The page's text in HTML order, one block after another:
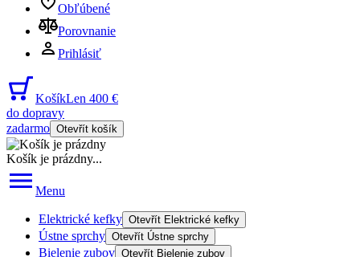
Obľúbené
Porovnanie
Prihlásiť
KošíkLen 400 €
do dopravy
zadarmo Otevřít košík
Košík je prázdny...
Menu
Elektrické kefky Otevřít Elektrické kefky
Ústne sprchy Otevřít Ústne sprchy
Bielenie zubov Otevřít Bielenie zubov